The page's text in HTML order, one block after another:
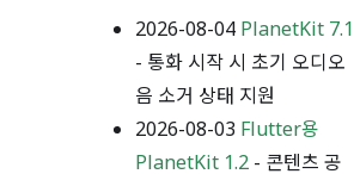
2026-08-04 PlanetKit 7.1
- 통화 시작 시 초기 오디오
음 소거 상태 지원
2026-08-03 Flutter용
PlanetKit 1.2 - 콘텐츠 공